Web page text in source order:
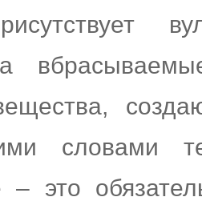
а
словами
– это